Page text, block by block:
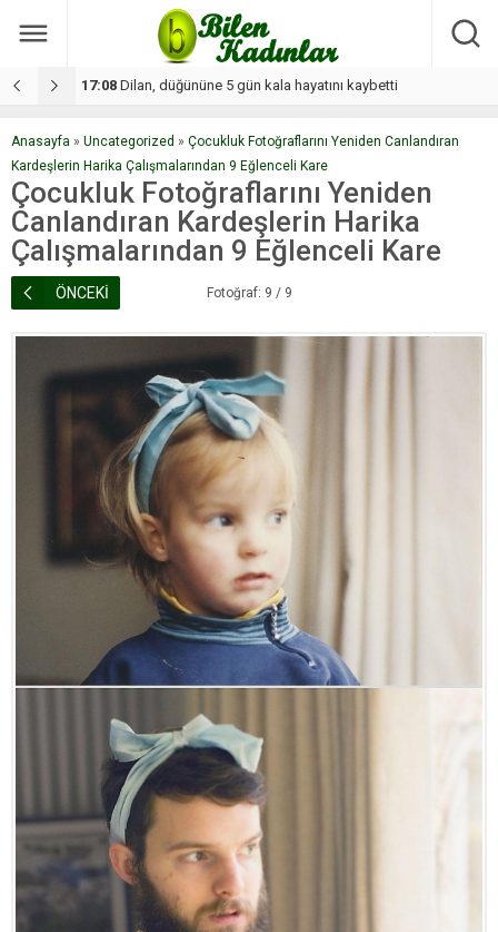
17:08 Dilan, düğününe 5 gün kala hayatını kaybetti
Anasayfa » Uncategorized » Çocukluk Fotoğraflarını Yeniden Canlandıran
Kardeşlerin Harika Çalışmalarından 9 Eğlenceli Kare
Çocukluk Fotoğraflarını Yeniden
Canlandıran Kardeşlerin Harika
Çalışmalarından 9 Eğlenceli Kare
ÖNCEKİ Fotoğraf: 9 / 9